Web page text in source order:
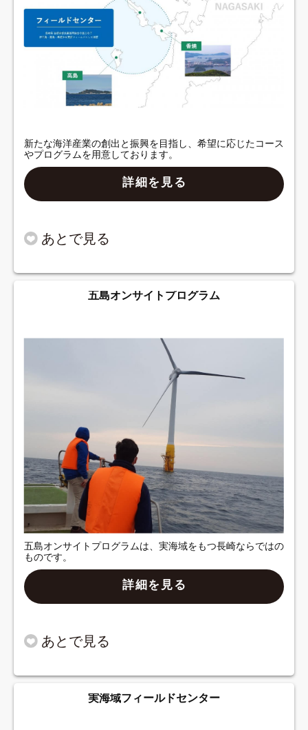
新たな海洋産業の創出と振興を目指し、希望に応じたコース
やプログラムを用意しております。
詳細を見る
五島オンサイトプログラム
五島オンサイトプログラムは、実海域をもつ長崎ならではの
ものです。
詳細を見る
実海域フィールドセンター